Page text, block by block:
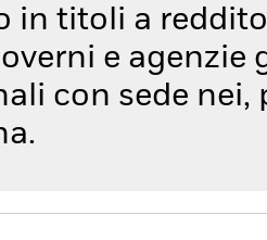
in titoli a
e agenzie
con sede nei,